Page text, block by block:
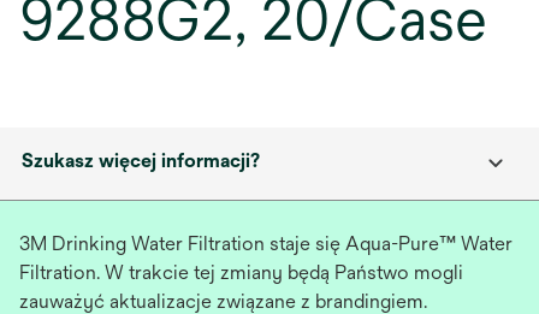
9288G2, 20/Case
Szukasz więcej informacji?
3M Drinking Water Filtration staje się Aqua-Pure™ Water
Filtration. W trakcie tej zmiany będą Państwo mogli
zauważyć aktualizacje związane z brandingiem.